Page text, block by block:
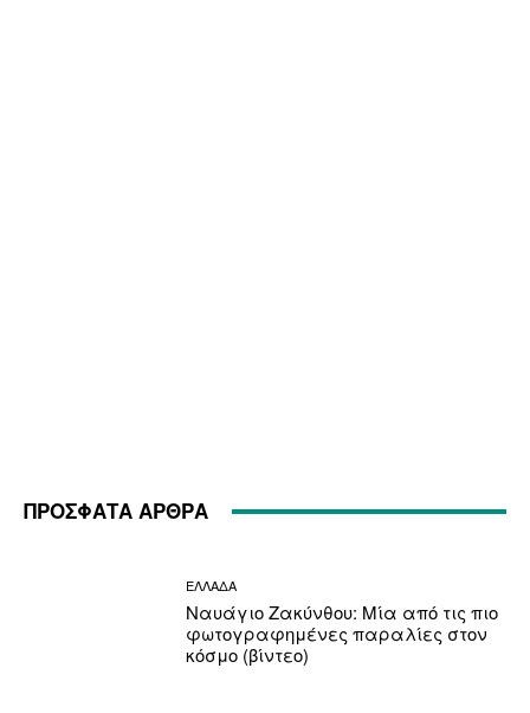
ΠΡΟΣΦΑΤΑ ΑΡΘΡΑ
ΕΛΛΑΔΑ
Ναυάγιο Ζακύνθου: Μία από τις πιο
φωτογραφημένες παραλίες στον
κόσμο (βίντεο)